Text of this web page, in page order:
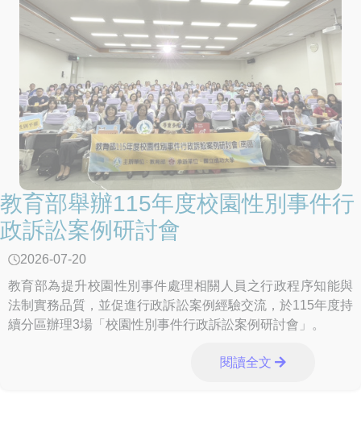
教育部舉辦115年度校園性別事件行
政訴訟案例研討會
2026-07-20
教育部為提升校園性別事件處理相關人員之行政程序知能與
法制實務品質，並促進行政訴訟案例經驗交流，於115年度持
續分區辦理3場「校園性別事件行政訴訟案例研討會」。
閱讀全文